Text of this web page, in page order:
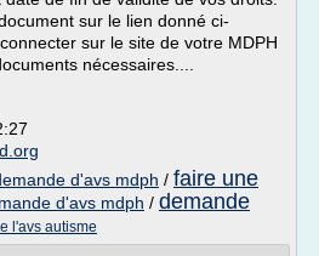
sur le lien donné ci-
sur le site de votre MDPH
nécessaires....
d'avs mdph / faire une
d'avs mdph / demande
l'avs autisme